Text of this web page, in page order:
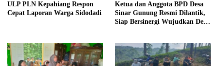
ULP PLN Kepahiang Respon
Cepat Laporan Warga Sidodadi
Ketua dan Anggota BPD Desa
Sinar Gunung Resmi Dilantik,
Siap Bersinergi Wujudkan Desa